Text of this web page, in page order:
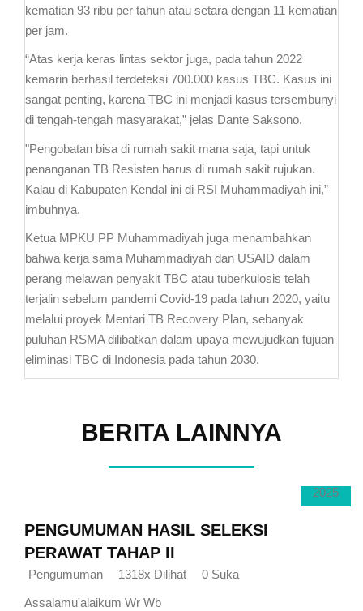
kematian 93 ribu per tahun atau setara dengan 11 kematian
per jam.
“Atas kerja keras lintas sektor juga, pada tahun 2022
kemarin berhasil terdeteksi 700.000 kasus TBC. Kasus ini
sangat penting, karena TBC ini menjadi kasus tersembunyi
di tengah-tengah masyarakat,” jelas Dante Saksono.
"Pengobatan bisa di rumah sakit mana saja, tapi untuk
penanganan TB Resisten harus di rumah sakit rujukan.
Kalau di Kabupaten Kendal ini di RSI Muhammadiyah ini,”
imbuhnya.
Ketua MPKU PP Muhammadiyah juga menambahkan
bahwa kerja sama Muhammadiyah dan USAID dalam
perang melawan penyakit TBC atau tuberkulosis telah
terjalin sebelum pandemi Covid-19 pada tahun 2020, yaitu
melalui proyek Mentari TB Recovery Plan, sebanyak
puluhan RSMA dilibatkan dalam upaya mewujudkan tujuan
eliminasi TBC di Indonesia pada tahun 2030.
BERITA LAINNYA
2025
PENGUMUMAN HASIL SELEKSI
PERAWAT TAHAP II
Pengumuman 1318x Dilihat 0 Suka
Assalamu'alaikum Wr Wb